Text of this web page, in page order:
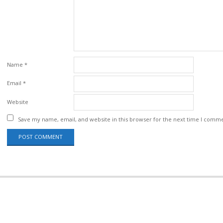
Name *
Email *
Website
Save my name, email, and website in this browser for the next time I